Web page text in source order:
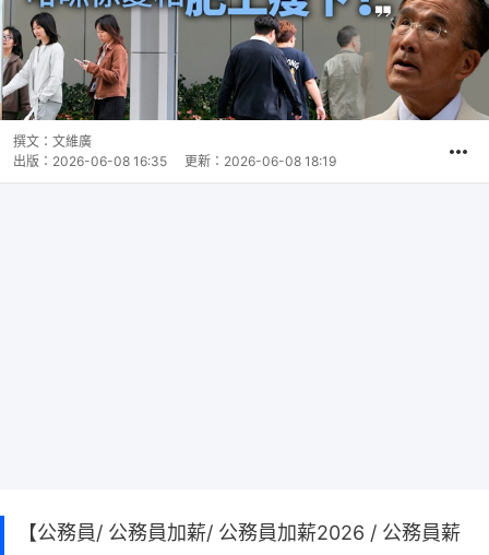
撰文： 文維廣
出版： 2026-06-08 16:35 更新： 2026-06-08 18:19
【公務員/ 公務員加薪/ 公務員加薪2026 / 公務員薪